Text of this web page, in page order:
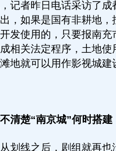
记者昨日电话采访了成
，如果是国有非耕地，
发使用的，只要报南充
相关法定程序，土地使
地就可以用作影视城建
清楚“南京城”何时搭建
线之后，剧组就再也